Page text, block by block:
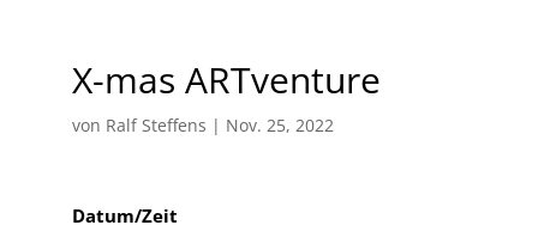
X-mas ARTventure
von Ralf Steffens | Nov. 25, 2022
Datum/Zeit